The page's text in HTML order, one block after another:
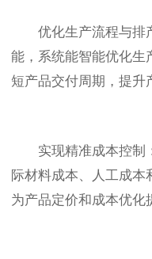
优化生产流程与排
能，系统能智能优化生
短产品交付周期，提升
实现精准成本控制
际材料成本、人工成本
为产品定价和成本优化